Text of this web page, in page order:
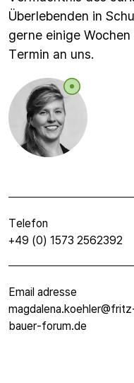
Überlebenden in
gerne einige
Termin an uns.
Telefon
+49 (0) 1573 2562392
Email adresse
bauer-forum.de